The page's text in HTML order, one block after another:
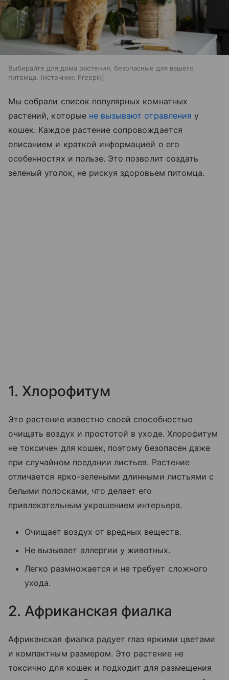
Выбирайте для дома растения, безопасные для вашего
питомца.
источник: Freepik
Мы собрали список популярных комнатных
растений, которые не вызывают отравления у
кошек. Каждое растение сопровождается
описанием и краткой информацией о его
особенностях и пользе. Это позволит создать
зеленый уголок, не рискуя здоровьем питомца.
1. Хлорофитум
Это растение известно своей способностью
очищать воздух и простотой в уходе. Хлорофитум
не токсичен для кошек, поэтому безопасен даже
при случайном поедании листьев. Растение
отличается ярко-зелеными длинными листьями с
белыми полосками, что делает его
привлекательным украшением интерьера.
Очищает воздух от вредных веществ.
Не вызывает аллергии у животных.
Легко размножается и не требует сложного
ухода.
2. Африканская фиалка
Африканская фиалка радует глаз яркими цветами
и компактным размером. Это растение не
токсично для кошек и подходит для размещения